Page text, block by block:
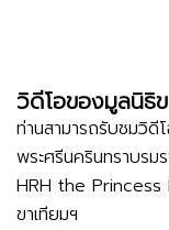
วิดีโอของมูลนิธิข
ท่านสามารถรับชมวิดี
พระศรีนครินทราบร
HRH the
ขาเทียมฯ